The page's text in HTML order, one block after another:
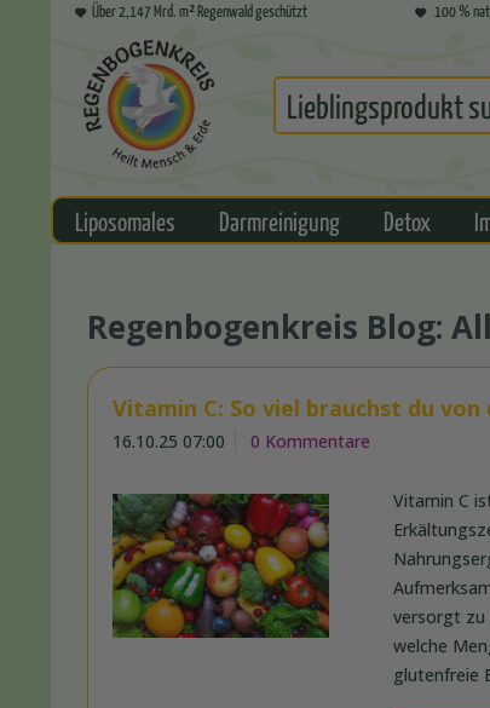
Über 2,147 Mrd. m² Regenwald geschützt 100 %
Liposomales Darmreinigung Detox
Regenbogenkreis Blog:
Vitamin C: So viel brauchst du
16.10.25 07:00 0 Kommentare
Vitamin C
versorgt zu
welche
glutenfreie